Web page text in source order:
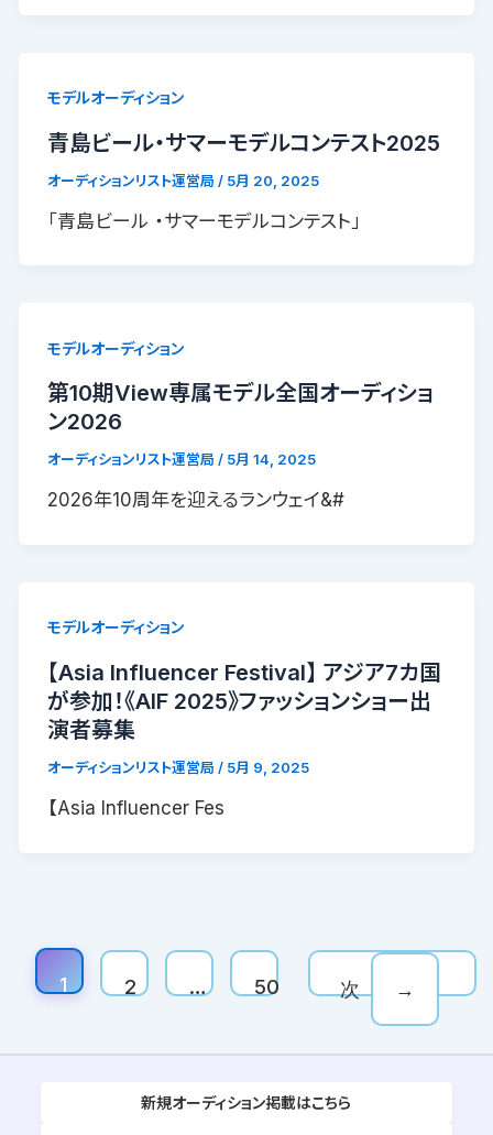
モデルオーディション
青島ビール・サマーモデルコンテスト2025
オーディションリスト運営局 / 5月 20, 2025
「青島ビール ・サマーモデルコンテスト」
モデルオーディション
第10期View専属モデル全国オーディショ
ン2026
オーディションリスト運営局 / 5月 14, 2025
2026年10周年を迎えるランウェイ&#
モデルオーディション
【Asia Influencer Festival】 アジア7カ国
が参加！《AIF 2025》ファッションショー出
演者募集
オーディションリスト運営局 / 5月 9, 2025
【Asia Influencer Fes
1 2 … 50 次 →
新規オーディション掲載はこちら